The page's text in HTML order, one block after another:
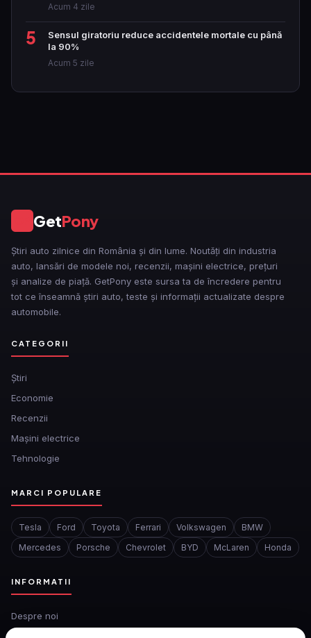
Acum 4 zile
5
Sensul giratoriu reduce accidentele mortale cu până
la 90%
Acum 5 zile
GetPony
Știri auto zilnice din România și din lume. Noutăți din industria
auto, lansări de modele noi, recenzii, mașini electrice, prețuri
și analize de piață. GetPony este sursa ta de încredere pentru
tot ce înseamnă știri auto, teste și informații actualizate despre
automobile.
CATEGORII
Ştiri
Economie
Recenzii
Mașini electrice
Tehnologie
MARCI POPULARE
Tesla Ford Toyota Ferrari Volkswagen
BMW
Mercedes
Porsche Chevrolet BYD McLaren Honda
INFORMATII
Despre noi